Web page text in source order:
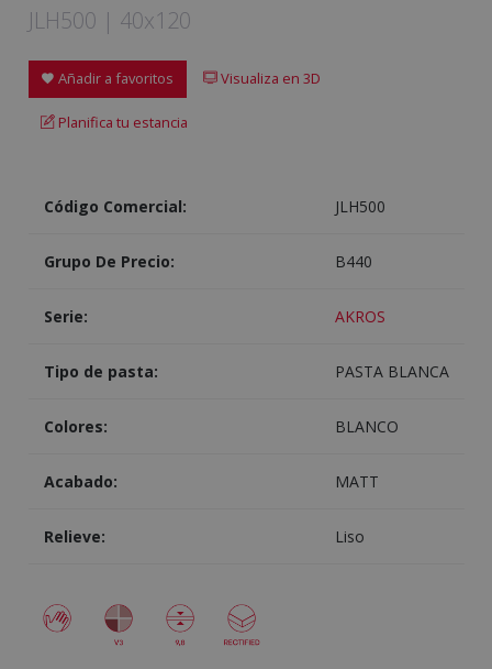
JLH500 | 40x120
Añadir a favoritos Visualiza en 3D
Planifica tu estancia
Código Comercial: JLH500
Grupo De Precio: B440
Serie: AKROS
Tipo de pasta: PASTA BLANCA
Colores: BLANCO
Acabado: MATT
Relieve: Liso